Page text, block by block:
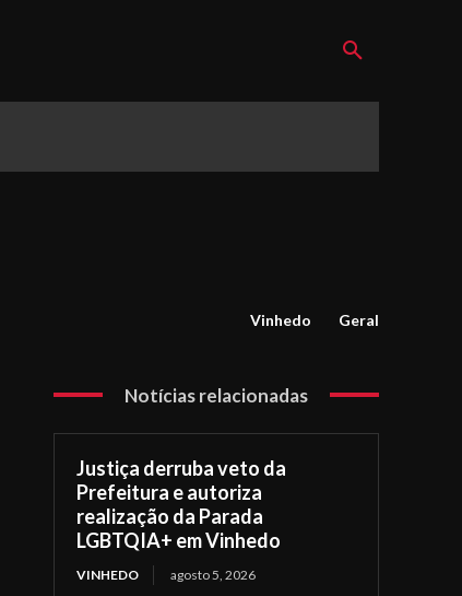
Vinhedo Geral
Notícias relacionadas
Justiça derruba veto da
Prefeitura e autoriza
realização da Parada
LGBTQIA+ em Vinhedo
VINHEDO agosto 5, 2026